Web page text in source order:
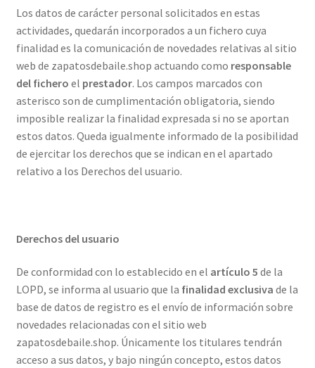
Los datos de carácter personal solicitados en estas
actividades, quedarán incorporados a un fichero cuya
finalidad es la comunicación de novedades relativas al sitio
web de zapatosdebaile.shop actuando como responsable
del fichero el prestador. Los campos marcados con
asterisco son de cumplimentación obligatoria, siendo
imposible realizar la finalidad expresada si no se aportan
estos datos. Queda igualmente informado de la posibilidad
de ejercitar los derechos que se indican en el apartado
relativo a los Derechos del usuario.
Derechos del usuario
De conformidad con lo establecido en el artículo 5 de la
LOPD, se informa al usuario que la finalidad exclusiva de la
base de datos de registro es el envío de información sobre
novedades relacionadas con el sitio web
zapatosdebaile.shop. Únicamente los titulares tendrán
acceso a sus datos, y bajo ningún concepto, estos datos